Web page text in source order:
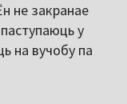
не закранае
у
на вучобу па